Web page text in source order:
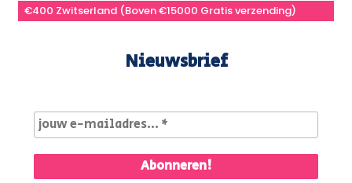
€400 Zwitserland (Boven €15000 Gratis verzending)
Nieuwsbrief